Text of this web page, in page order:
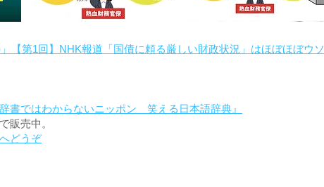
【第1回】NHK報道「国債に頼る厳しい財政状況」はほぼほぼウソ
書ではわからないニッポン 笑える日本語辞典』
販売中。
どうぞ